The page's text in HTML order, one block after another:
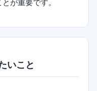
が重要です。
いこと